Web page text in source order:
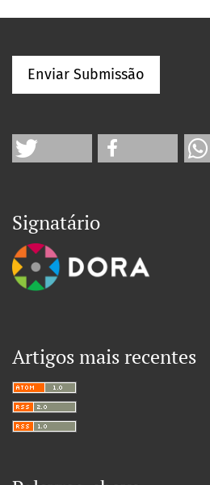
Enviar Submissão
Signatário
Artigos mais recentes